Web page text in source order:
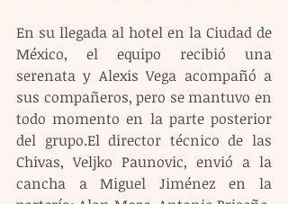
En su llegada al hotel en la Ciudad de
México, el equipo recibió una
serenata y Alexis Vega acompañó a
sus compañeros, pero se mantuvo en
todo momento en la parte posterior
del grupo.El director técnico de las
Chivas, Veljko Paunovic, envió a la
cancha a Miguel Jiménez en la